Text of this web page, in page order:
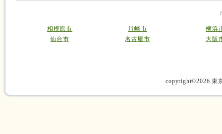
相模原市 川崎市
横浜
仙台市
名古屋市 大阪
copyright©2026 東